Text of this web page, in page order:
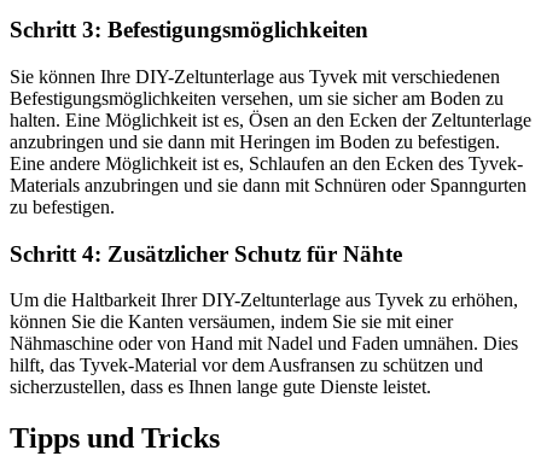
Schritt 3: Befestigungsmöglichkeiten
Sie können Ihre DIY-Zeltunterlage aus Tyvek mit verschiedenen
Befestigungsmöglichkeiten versehen, um sie sicher am Boden zu
halten. Eine Möglichkeit ist es, Ösen an den Ecken der Zeltunterlage
anzubringen und sie dann mit Heringen im Boden zu befestigen.
Eine andere Möglichkeit ist es, Schlaufen an den Ecken des Tyvek-
Materials anzubringen und sie dann mit Schnüren oder Spanngurten
zu befestigen.
Schritt 4: Zusätzlicher Schutz für Nähte
Um die Haltbarkeit Ihrer DIY-Zeltunterlage aus Tyvek zu erhöhen,
können Sie die Kanten versäumen, indem Sie sie mit einer
Nähmaschine oder von Hand mit Nadel und Faden umnähen. Dies
hilft, das Tyvek-Material vor dem Ausfransen zu schützen und
sicherzustellen, dass es Ihnen lange gute Dienste leistet.
Tipps und Tricks